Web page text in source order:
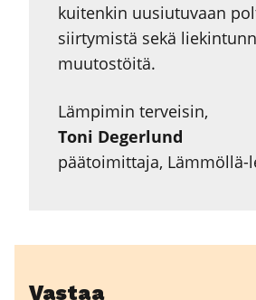
kuitenkin uusiutuvaan
siirtymistä sekä
muutostöitä.
Lämpimin terveisin,
Toni Degerlund
päätoimittaja, Lämmöllä-
Vastaa